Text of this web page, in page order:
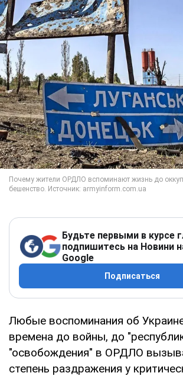
Будьте первыми в курсе
подпишитесь на Новини
Google
Подписаться
Любые воспоминания об
времена до войны, до
"освобождения" в ОРДЛО
степень раздражения у